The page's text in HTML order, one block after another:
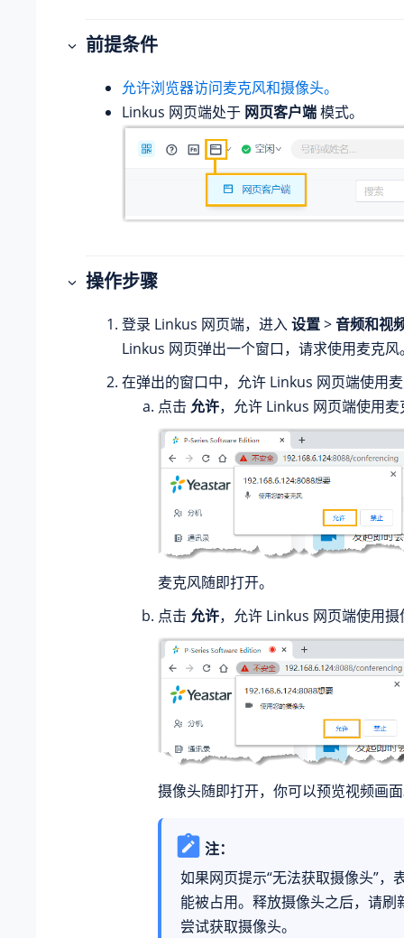
前提条件
允许浏览器访问麦克风和摄像头。
Linkus 网页端处于 网页客户端模式。
操作步骤
登录 Linkus 网页端，进入设置>音频和视
Linkus 网页弹出一个窗口，请求使用麦克风
在弹出的窗口中，允许 Linkus 网页端使用
点击 允许，允许 Linkus 网页端使用麦
麦克风随即打开。
点击 允许，允许 Linkus 网页端使用摄
摄像头随即打开，你可以预览视频画
注：
如果网页提示“无法获取摄像头”，
能被占用。释放摄像头之后，请刷
尝试获取摄像头。